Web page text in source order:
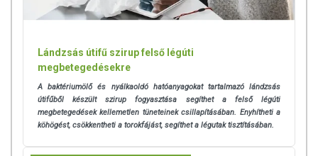
Lándzsás útifű szirup felső légúti
megbetegedésekre
A baktériumölő és nyálkaoldó hatóanyagokat tartalmazó lándzsás
útifűből készült szirup fogyasztása segíthet a felső légúti
megbetegedések kellemetlen tüneteinek csillapításában. Enyhítheti a
köhögést, csökkentheti a torokfájást, segíthet a légutak tisztításában.